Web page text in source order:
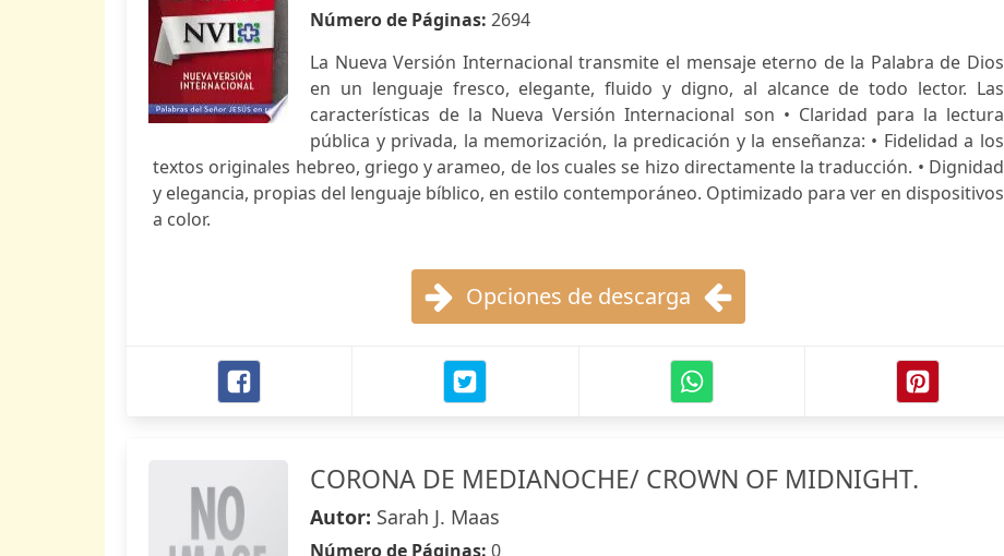
Número de Páginas: 2694
La Nueva Versión Internacional transmite el mensaje eterno de la Palabra de Dios
en un lenguaje fresco, elegante, fluido y digno, al alcance de todo lector. Las
características de la Nueva Versión Internacional son • Claridad para la lectura
pública y privada, la memorización, la predicación y la enseñanza: • Fidelidad a los
textos originales hebreo, griego y arameo, de los cuales se hizo directamente la traducción. • Dignidad
y elegancia, propias del lenguaje bíblico, en estilo contemporáneo. Optimizado para ver en dispositivos
a color.
Opciones de descarga
CORONA DE MEDIANOCHE/ CROWN OF MIDNIGHT.
Autor: Sarah J. Maas
Número de Páginas: 0